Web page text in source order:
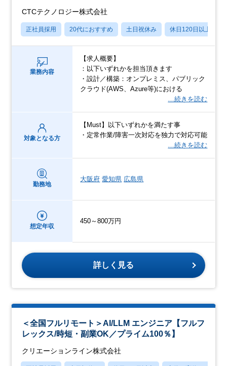
CTCテクノロジー株式会社
正社員採用 20代におすすめ 土日祝休み 休日120日以上
業務内容
【求人概要】
：以下いずれかを担当頂きます
・設計／構築：オンプレミス、パブリック
クラウド(AWS、Azure等)における
…続きを読む
対象となる方
【Must】以下いずれかを満たす事
・定常作業/障害一次対応を独力で対応可能
…続きを読む
勤務地
大阪府 愛知県 広島県
想定年収
450～800万円
詳しく見る
＜全国フルリモート＞AI/LLM エンジニア【フルフ
レックス/時短・副業OK／プライム100％】
クリエーションライン株式会社